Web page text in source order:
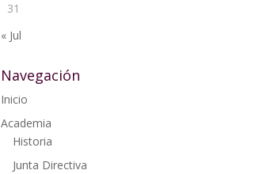
31
« Jul
Navegación
Inicio
Academia
Historia
Junta Directiva